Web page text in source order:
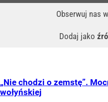
Obserwuj nas w
Dodaj jako
„Nie chodzi o zemstę”.
wołyńskiej